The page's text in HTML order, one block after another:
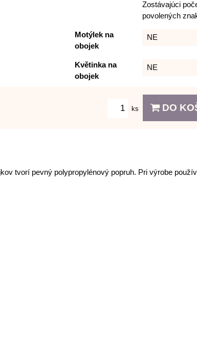
Zostávajúci
povolených
Motýlek na
obojek
NE
Květinka na
obojek
NE
ks DO
tvorí pevný polypropylénový popruh. Pri výrobe